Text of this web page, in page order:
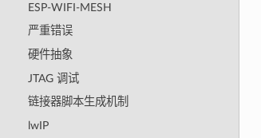
ESP-WIFI-MESH
严重错误
硬件抽象
JTAG 调试
链接器脚本生成机制
lwIP